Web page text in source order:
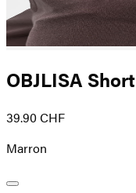
OBJLISA Short
39.90 CHF
Marron